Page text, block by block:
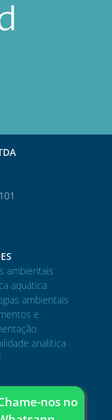
ambientais
aquática
ambientais
e
analítica
CLIENTE
nos no